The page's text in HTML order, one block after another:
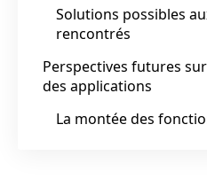
Solutions possibles
rencontrés
Perspectives futures
des applications
La montée des